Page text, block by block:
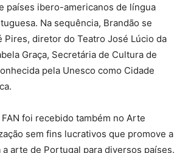
países ibero-americanos de língua
Na sequência, Brandão se
Pires, diretor do Teatro José Lúcio da
Graça, Secretária de Cultura de
pela Unesco como Cidade
foi recebido também no Arte
sem fins lucrativos que promove a
arte de Portugal para diversos países.